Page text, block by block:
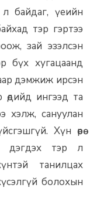
байдаг, үеийн
тэр гэртээ
зай эзэлсэн
бүх хугацаанд
дэмжиж ирсэн
ингээд та
хэлж, сануулан
Хүн өөрөө
дэгдэх тэр л
танилцах
болохын